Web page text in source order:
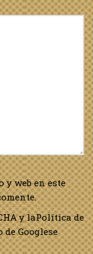
y web en este
y laPolítica de
Googlese